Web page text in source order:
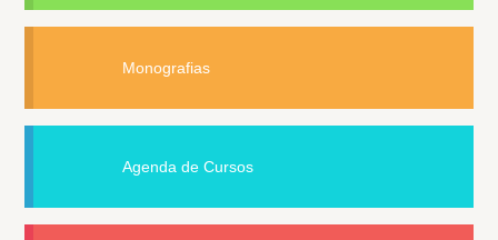
Monografias
Agenda de Cursos